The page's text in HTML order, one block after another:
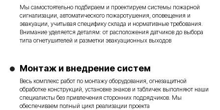
Мы самостоятельно подбираем и проектируем системы пожарной
сигнализации, автоматического пожаротушения, оповещения и
эвакуации, учитывая специфику склада и нормативные требования.
Внимание уделяется деталям: от расположения датчиков до выбора
типа огнетушителей и разметки эвакуационных выходов
Монтаж и внедрение систем
Весь комплекс работ по монтажу оборудования, огнезащитной
обработке конструкций, установке знаков и табличек выполняют наши
специалисты без привлечения сторонних подрядчиков. Мы
обеспечиваем полный цикл реализации проекта
Обращаясь в нашу компанию вы можете быть
Мы несем полную юридическую ответственность
на законодательном уровне